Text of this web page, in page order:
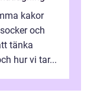
kakor
och
tänka
hur vi tar...